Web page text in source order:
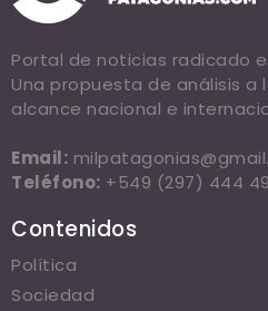
Portal de noticias radicado
Una propuesta de análisis a
alcance nacional e
Email:
Teléfono: +549 (297) 444
Contenidos
Política
Sociedad